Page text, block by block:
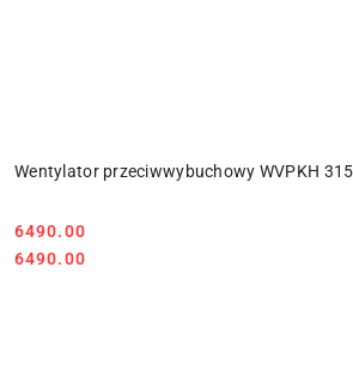
Wentylator przeciwwybuchowy WVPKH
Cena:
6490.00
Cena:
6490.00